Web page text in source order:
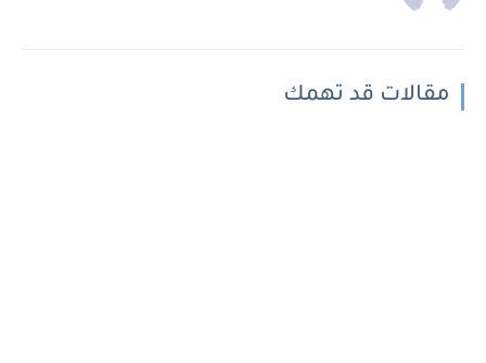
مقالات قد تهمك